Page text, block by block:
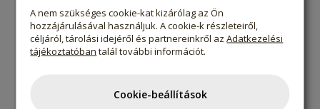
100g termékben:
Energia
610 kJ/ 146 kcal
Zsír
A nem szükséges cookie-kat kizárólag az Ön
hozzájárulásával használjuk. A cookie-k részleteiről,
céljáról, tárolási idejéről és partnereinkről azAdatkezelési
tájékoztatóban talál további információt.
Cookie-beállítások